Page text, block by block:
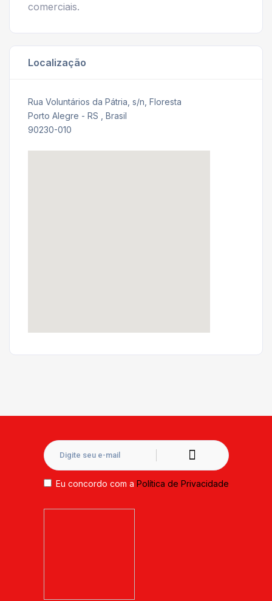
comerciais.
Localização
Rua Voluntários da Pátria, s/n, Floresta
Porto Alegre - RS , Brasil
90230-010
Eu concordo com a Política de Privacidade